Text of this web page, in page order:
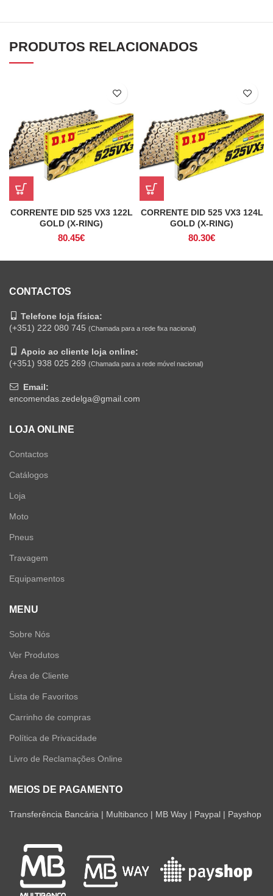
PRODUTOS RELACIONADOS
CORRENTE DID 525 VX3 122L
GOLD (X-RING)
80.45€
CORRENTE DID 525 VX3 124L
GOLD (X-RING)
80.30€
CONTACTOS
Telefone loja física:
(+351) 222 080 745 (Chamada para a rede fixa nacional)
Apoio ao cliente loja online:
(+351) 938 025 269 (Chamada para a rede móvel nacional)
Email:
encomendas.zedelga@gmail.com
LOJA ONLINE
Contactos
Catálogos
Loja
Moto
Pneus
Travagem
Equipamentos
MENU
Sobre Nós
Ver Produtos
Área de Cliente
Lista de Favoritos
Carrinho de compras
Política de Privacidade
Livro de Reclamações Online
MEIOS DE PAGAMENTO
Transferência Bancária | Multibanco | MB Way | Paypal | Payshop